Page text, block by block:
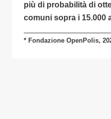
più di probabilità di
comuni sopra i 15.000
* Fondazione OpenPolis,